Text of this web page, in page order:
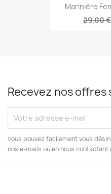
Marinière
29,00 €
Recevez nos offres
Vous pouvez facilement vous
nos e-mails ou en nous